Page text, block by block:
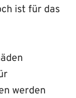
ist für das
werden